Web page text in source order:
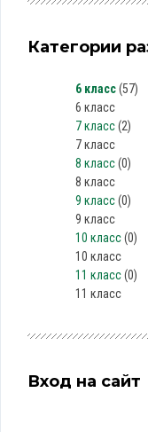
Категории
6 класс (57)
6 класс
7 класс (2)
7 класс
8 класс (0)
8 класс
9 класс (0)
9 класс
10 класс (0)
10 класс
11 класс (0)
11 класс
Вход на сайт